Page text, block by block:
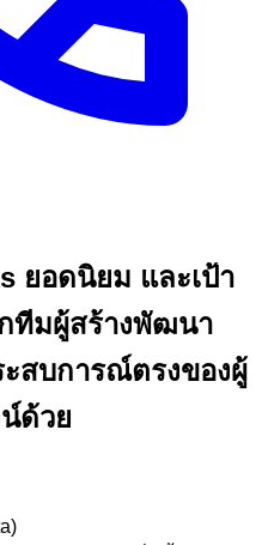
ยอดนิยม และเป้า
ทีมผู้สร้างพัฒนา
สบการณ์ตรงของผู้
ด้วย